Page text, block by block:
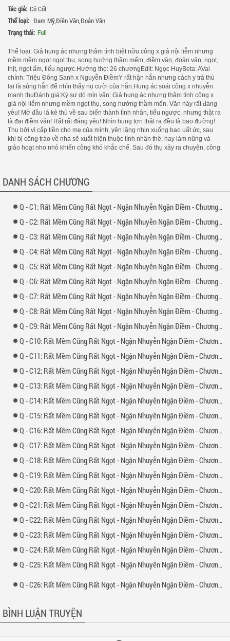
Tác giả: Cô Cốt
Thể loại: Đam Mỹ,Điền Văn,Đoản Văn
Trạng thái: Full
Thể loại: Giả hung ác nhưng thâm tình biệt nữu công x giả nội liễm nhưng
mềm mềm ngọt ngọt thụ, song hướng thầm mếm, điềm văn, đoản văn, ngọt,
thịt, ngọt ấm, tiểu ngược.Hưởng thọ: 26 chươngEdit: Ngọc HuyBeta: AVai
chính: Triệu Đông Sanh x Nguyễn ĐiềmY rất hận hắn nhưng cách y trả thù
lại là sủng hẳn để nhìn thấy nụ cười của hắn.Hung ác soái công x nhuyễn
manh thụĐánh giá:Ký sự dò mìn văn: Giả hung ác nhưng thâm tình công x
giả nội liễm nhưng mềm ngọt thụ, song hướng thầm mến. Văn này rất đáng
yêu! Mở đầu là kẻ thù về sau biến thành tình nhân, tiểu ngược, nhưng thật ra
là đại điềm văn! Rất rất đáng yêu! Nhìn hung tợn thật ra đều là bao đường!
Thụ bởi vì cấp tiền cho mẹ của mình, yên lặng nhịn xuống bao uất ức, sau
khi bị công trảo về nhà sẽ xuất hiện thuộc tính nhân thê, hay làm nũng và
giảo hoạt nho nhỏ khiến công khó khắc chế. Sau đó thụ xảy ra chuyện, công
đến nỗi thụ liếc mắt nhìn là ngạnh, nói một đằng làm một nẻo nhưng từ lâu
đã thầm mếm thụ, thụ ngốc ngốc thanh ngọt, tuy rằng rất ngây thơ nhưng
DANH SÁCH CHƯƠNG
- 1: Rất Mềm Cũng Rất Ngọt - Ngận Nhuyễn Ngận Điềm - Chương 1
- 2: Rất Mềm Cũng Rất Ngọt - Ngận Nhuyễn Ngận Điềm - Chương 2
- 3: Rất Mềm Cũng Rất Ngọt - Ngận Nhuyễn Ngận Điềm - Chương 3
- 4: Rất Mềm Cũng Rất Ngọt - Ngận Nhuyễn Ngận Điềm - Chương 4
- 5: Rất Mềm Cũng Rất Ngọt - Ngận Nhuyễn Ngận Điềm - Chương 5
- 6: Rất Mềm Cũng Rất Ngọt - Ngận Nhuyễn Ngận Điềm - Chương 6
- 7: Rất Mềm Cũng Rất Ngọt - Ngận Nhuyễn Ngận Điềm - Chương 7
- 8: Rất Mềm Cũng Rất Ngọt - Ngận Nhuyễn Ngận Điềm - Chương 8
- 9: Rất Mềm Cũng Rất Ngọt - Ngận Nhuyễn Ngận Điềm - Chương 9
- 10: Rất Mềm Cũng Rất Ngọt - Ngận Nhuyễn Ngận Điềm - Chương 10
- 11: Rất Mềm Cũng Rất Ngọt - Ngận Nhuyễn Ngận Điềm - Chương 11
- 12: Rất Mềm Cũng Rất Ngọt - Ngận Nhuyễn Ngận Điềm - Chương 12
- 13: Rất Mềm Cũng Rất Ngọt - Ngận Nhuyễn Ngận Điềm - Chương 13
- 14: Rất Mềm Cũng Rất Ngọt - Ngận Nhuyễn Ngận Điềm - Chương 14
- 15: Rất Mềm Cũng Rất Ngọt - Ngận Nhuyễn Ngận Điềm - Chương 15
- 16: Rất Mềm Cũng Rất Ngọt - Ngận Nhuyễn Ngận Điềm - Chương 16
- 17: Rất Mềm Cũng Rất Ngọt - Ngận Nhuyễn Ngận Điềm - Chương 17
- 18: Rất Mềm Cũng Rất Ngọt - Ngận Nhuyễn Ngận Điềm - Chương 18
- 19: Rất Mềm Cũng Rất Ngọt - Ngận Nhuyễn Ngận Điềm - Chương 19
- 20: Rất Mềm Cũng Rất Ngọt - Ngận Nhuyễn Ngận Điềm - Chương 20
- 21: Rất Mềm Cũng Rất Ngọt - Ngận Nhuyễn Ngận Điềm - Chương 21
- 22: Rất Mềm Cũng Rất Ngọt - Ngận Nhuyễn Ngận Điềm - Chương 22
- 23: Rất Mềm Cũng Rất Ngọt - Ngận Nhuyễn Ngận Điềm - Chương 23
- 24: Rất Mềm Cũng Rất Ngọt - Ngận Nhuyễn Ngận Điềm - Chương 24
- 25: Rất Mềm Cũng Rất Ngọt - Ngận Nhuyễn Ngận Điềm - Chương 25
- 26: Rất Mềm Cũng Rất Ngọt - Ngận Nhuyễn Ngận Điềm - Chương 26
BÌNH LUẬN TRUYỆN